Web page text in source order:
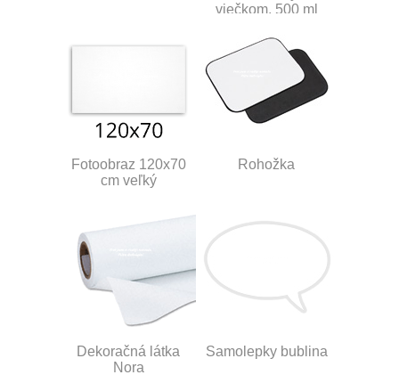
viečkom, 500 ml
Fotoobraz 120x70
cm veľký
Rohožka
Dekoračná látka
Nora
Samolepky bublina